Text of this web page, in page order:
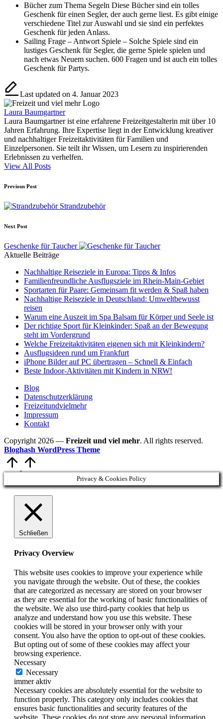
Bücher zum Thema Segeln Diese Bücher sind ein tolles
Geschenk für einen Segler, der auch gerne liest. Es gibt einige
verschiedene Titel zur Auswahl und sie sind ein perfektes
Geschenk für jeden Anlass.
Sailing Frage – Antwort Spiele – Solche Spiele sind ein
lustiges Geschenk für Segler, die gerne Spiele spielen und
nach etwas Neuem suchen. 600 Fragen und ist auch ein tolles
Geschenk für Partys.
Last updated on 4. Januar 2023
Laura Baumgartner
Laura Baumgartner ist eine erfahrene Freizeitgestalterin mit über 10
Jahren Erfahrung. Ihre Expertise liegt in der Entwicklung kreativer
und nachhaltiger Freizeitaktivitäten für Familien und
Einzelpersonen. Sie teilt ihr Wissen, um Lesern zu inspirierenden
Erlebnissen zu verhelfen.
View All Posts
Post
navigation
Previous Post
Strandzubehör
Next Post
Geschenke für Taucher
Aktuelle Beiträge
Nachhaltige Reiseziele in Europa: Tipps & Infos
Familienfreundliche Ausflugsziele im Rhein-Main-Gebiet
Sportarten für Paare: Gemeinsam fit werden & Spaß haben
Nachhaltige Reiseziele in Deutschland: Umweltbewusst
reisen
Warum eine Auszeit im Spa Balsam für Körper und Seele ist
Der richtige Sport für Kleinkinder: Spaß an der Bewegung
steht im Vordergrund
Welche Freizeitaktivitäten eigenen sich mit Kleinkindern?
Ausflugsideen rund um Frankfurt
iPhone Bilder auf PC übertragen – Schnell & Einfach
Beste Indoor-Aktivitäten mit Kindern in NRW!
Blog
Datenschutzerklärung
Freizeitundvielmehr
Impressum
Kontakt
Copyright 2026 — Freizeit und viel mehr. All rights reserved.
Bloghash WordPress Theme
Privacy & Cookies Policy
Schließen
Privacy Overview
This website uses cookies to improve your experience while
you navigate through the website. Out of these, the cookies
that are categorized as necessary are stored on your browser
as they are essential for the working of basic functionalities of
the website. We also use third-party cookies that help us
analyze and understand how you use this website. These
cookies will be stored in your browser only with your
consent. You also have the option to opt-out of these cookies.
But opting out of some of these cookies may affect your
browsing experience.
Necessary
Necessary
immer aktiv
Necessary cookies are absolutely essential for the website to
function properly. This category only includes cookies that
ensures basic functionalities and security features of the
website. These cookies do not store any personal information.